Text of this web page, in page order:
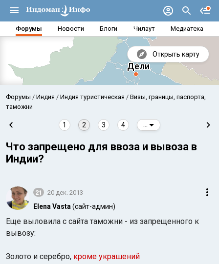
Форумы Новости Блоги Чилаут Медиатека
Открыть карту
Аравийское море
Форумы Индия Индия туристическая
Визы, границы, паспорта,
таможни
1 2 3 4
Что запрещено для ввоза и вывоза в
Индии?
21 20 дек. 2013
Elena Vasta (сайт-админ)
Еще выловила с сайта таможни - из запрещенного к
вывозу:
Золото и серебро, кроме украшений